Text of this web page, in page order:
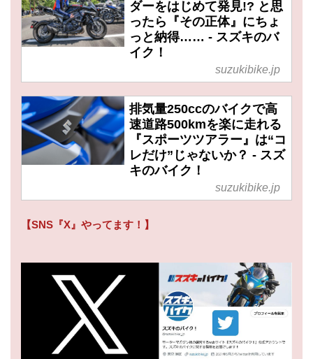
ダーをはじめて発見!? と思
ったら『その正体』にちょ
っと納得…… - スズキのバ
イク！
suzukibike.jp
排気量250ccのバイクで高
速道路500kmを楽に走れる
『スポーツツアラー』は“コ
レだけ”じゃないか？ - スズ
キのバイク！
suzukibike.jp
【SNS『X』やってます！】